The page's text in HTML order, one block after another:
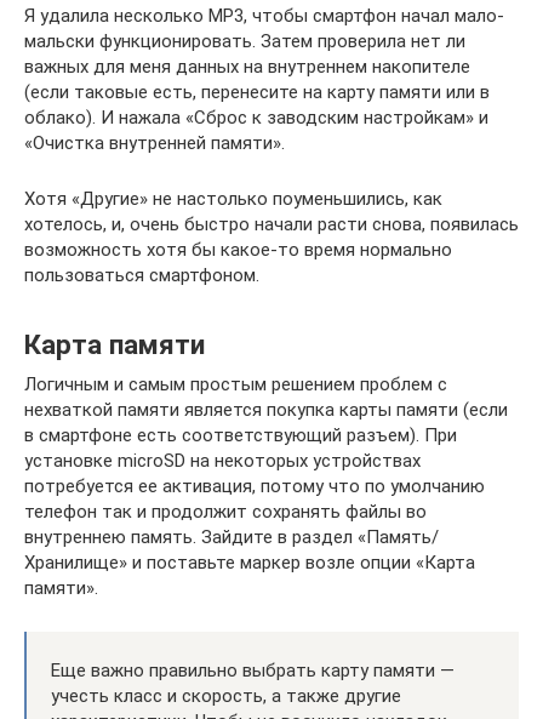
Я удалила несколько MP3, чтобы смартфон начал мало-
мальски функционировать. Затем проверила нет ли
важных для меня данных на внутреннем накопителе
(если таковые есть, перенесите на карту памяти или в
облако). И нажала «Сброс к заводским настройкам» и
«Очистка внутренней памяти».
Хотя «Другие» не настолько поуменьшились, как
хотелось, и, очень быстро начали расти снова, появилась
возможность хотя бы какое-то время нормально
пользоваться смартфоном.
Карта памяти
Логичным и самым простым решением проблем с
нехваткой памяти является покупка карты памяти (если
в смартфоне есть соответствующий разъем). При
установке microSD на некоторых устройствах
потребуется ее активация, потому что по умолчанию
телефон так и продолжит сохранять файлы во
внутреннею память. Зайдите в раздел «Память/
Хранилище» и поставьте маркер возле опции «Карта
памяти».
Еще важно правильно выбрать карту памяти —
учесть класс и скорость, а также другие